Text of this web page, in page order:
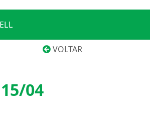
VOLTAR
04